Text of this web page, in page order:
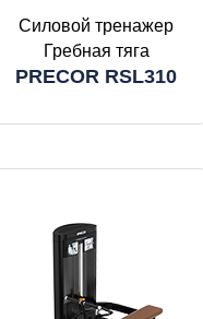
Силовой тренажер
Гребная тяга
PRECOR RSL310